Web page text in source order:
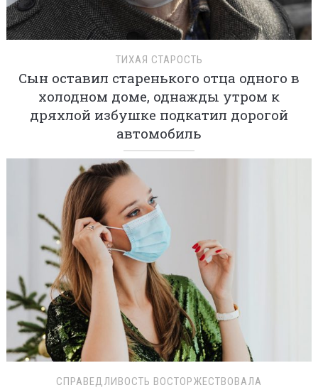
ТИХАЯ СТАРОСТЬ
Сын оставил старенького отца одного в
холодном доме, однажды утром к
дряхлой избушке подкатил дорогой
автомобиль
СПРАВЕДЛИВОСТЬ ВОСТОРЖЕСТВОВАЛА